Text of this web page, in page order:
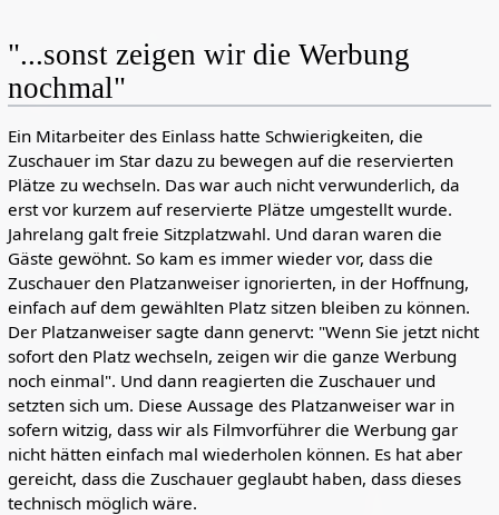
"...sonst zeigen wir die Werbung
nochmal"
Ein Mitarbeiter des Einlass hatte Schwierigkeiten, die
Zuschauer im Star dazu zu bewegen auf die reservierten
Plätze zu wechseln. Das war auch nicht verwunderlich, da
erst vor kurzem auf reservierte Plätze umgestellt wurde.
Jahrelang galt freie Sitzplatzwahl. Und daran waren die
Gäste gewöhnt. So kam es immer wieder vor, dass die
Zuschauer den Platzanweiser ignorierten, in der Hoffnung,
einfach auf dem gewählten Platz sitzen bleiben zu können.
Der Platzanweiser sagte dann genervt: "Wenn Sie jetzt nicht
sofort den Platz wechseln, zeigen wir die ganze Werbung
noch einmal". Und dann reagierten die Zuschauer und
setzten sich um. Diese Aussage des Platzanweiser war in
sofern witzig, dass wir als Filmvorführer die Werbung gar
nicht hätten einfach mal wiederholen können. Es hat aber
gereicht, dass die Zuschauer geglaubt haben, dass dieses
technisch möglich wäre.